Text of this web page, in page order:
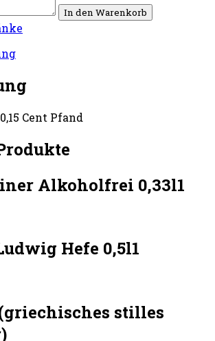
In den Warenkorb
Cent Pfand
Alkoholfrei 0,33l1
Hefe 0,5l1
stilles